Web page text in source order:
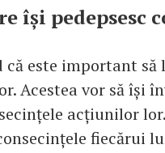
își
că este important
Acestea vor să își
acțiunilor
fiecărui